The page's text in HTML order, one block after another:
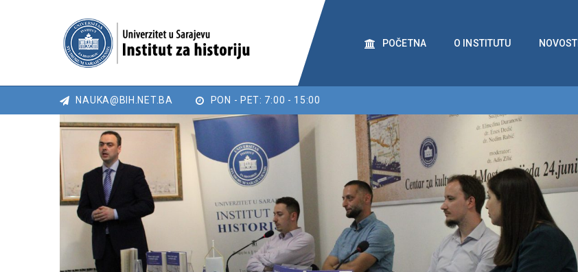
POČETNA O INSTITUTU NOVOSTI
NAUKA@BIH.NET.BA PON - PET: 7:00 - 15:00